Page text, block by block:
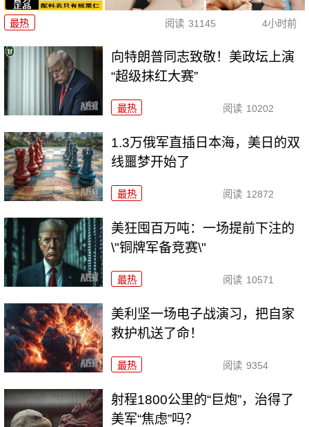
最热 阅读 31145 4小时前
向特朗普同志致敬！美政坛上演
“超级抹红大赛”
最热 阅读 10202
1.3万俄军直插日本海，美日的双
线噩梦开始了
最热 阅读 12872
美狂囤百万吨：一场提前下注的
\"铜牌军备竞赛\"
最热 阅读 10571
美利坚一场电子战演习，把自家
救护机送了命！
最热 阅读 9354
射程1800公里的“巨炮”，治得了
美军“焦虑”吗？